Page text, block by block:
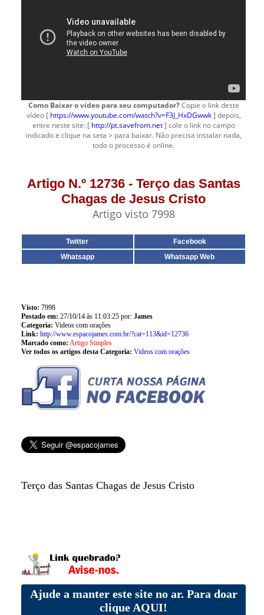
Como Baixar o vídeo para seu computador?Copie o link deste
vídeo [https://www.youtube.com/watch?v=F3J_HxDGwwk] depois,
entre neste site: [ http://pt.savefrom.net] cole o link no campo
indicado e clique na seta > para baixar. Não precisa instalar nada,
todo o processo é online.
Artigo N.º 12736 - Terço das Santas
Chagas de Jesus Cristo
Artigo visto 7998
Twitter
Facebook
Whatsapp
Whatsapp Web
Visto: 7998
Postado em: 27/10/14 às 11:03:25 por: James
Categoria: Videos com orações
Link: http://www.espacojames.com.br/?cat=113&id=12736
Marcado como: Artigo Simples
Ver todos os artigos desta Categoria: Videos com orações
Terço das Santas Chagas de Jesus Cristo
Ajude a manter este site no ar. Para doar
clique AQUI!